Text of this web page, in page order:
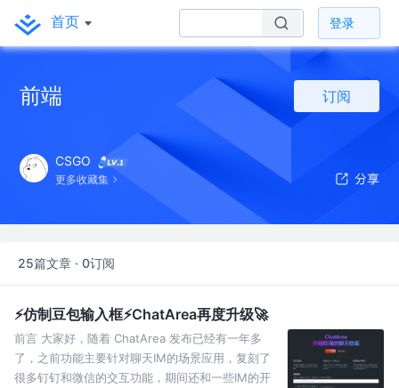
首页 登录
前端 订阅
CSGO
更多收藏集
25篇文章 · 0订阅
⚡仿制豆包输入框⚡ChatArea再度升级🚀
前言 大家好，随着 ChatArea 发布已经有一年多
了，之前功能主要针对聊天IM的场景应用，复刻了
很多钉钉和微信的交互功能，期间还和一些IM的开